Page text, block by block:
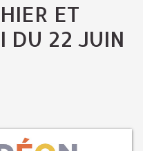
ET
DU 22 JUIN